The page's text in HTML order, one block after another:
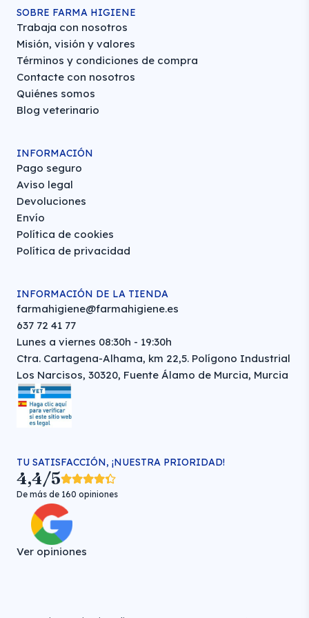
SOBRE FARMA HIGIENE
Trabaja con nosotros
Misión, visión y valores
Términos y condiciones de compra
Contacte con nosotros
Quiénes somos
Blog veterinario
INFORMACIÓN
Pago seguro
Aviso legal
Devoluciones
Envío
Política de cookies
Política de privacidad
INFORMACIÓN DE LA TIENDA
farmahigiene@farmahigiene.es
637 72 41 77
Lunes a viernes 08:30h - 19:30h
Ctra. Cartagena-Alhama, km 22,5. Polígono Industrial
Los Narcisos, 30320, Fuente Álamo de Murcia, Murcia
TU SATISFACCIÓN, ¡NUESTRA PRIORIDAD!
4,4/5
De más de 160 opiniones
Ver opiniones